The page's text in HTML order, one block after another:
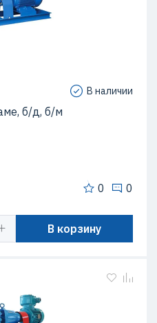
В наличии
б/д, б/м
0 0
В корзину